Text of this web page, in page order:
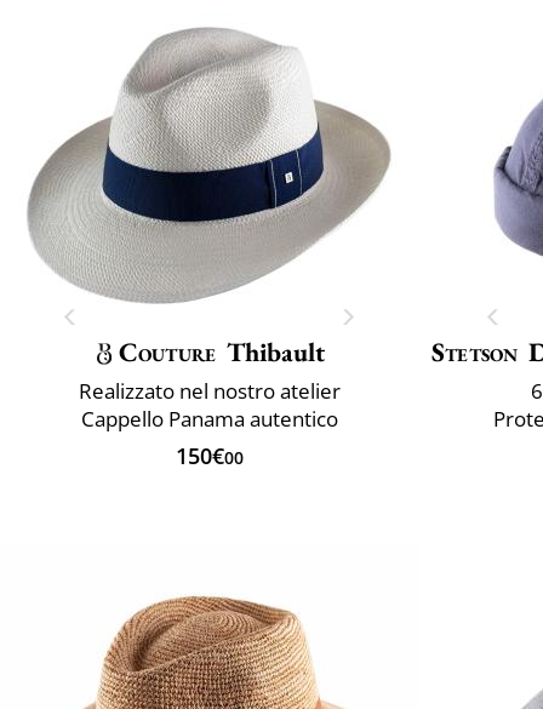
Couture Thibault
Realizzato nel nostro atelier
Cappello Panama autentico
150€00
Stetson